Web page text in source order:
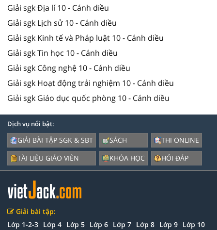
Giải sgk Địa lí 10 - Cánh diều
Giải sgk Lịch sử 10 - Cánh diều
Giải sgk Kinh tế và Pháp luật 10 - Cánh diều
Giải sgk Tin học 10 - Cánh diều
Giải sgk Công nghệ 10 - Cánh diều
Giải sgk Hoạt động trải nghiệm 10 - Cánh diều
Giải sgk Giáo dục quốc phòng 10 - Cánh diều
Dịch vụ nổi bật:
GIẢI BÀI TẬP SGK & SBT
TÀI LIỆU GIÁO VIÊN
SÁCH
KHÓA HỌC
THI ONLINE
HỎI ĐÁP
Giải bài tập:
Lớp 1-2-3 Lớp 4 Lớp 5 Lớp 6 Lớp 7 Lớp 8 Lớp 9 Lớp 10